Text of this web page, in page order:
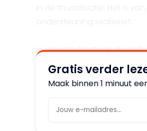
In essentie bestaan de
aangevuld met
Regio
Het werkgebied van
Leidse Gebied (Leiden,
Gratis verder
Maak binnen 1 minuut